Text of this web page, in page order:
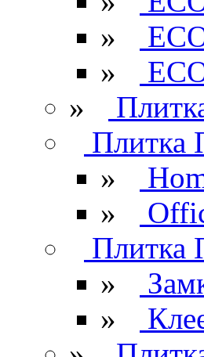
»
»
»
Плитка
»
»
Плитка
»
»